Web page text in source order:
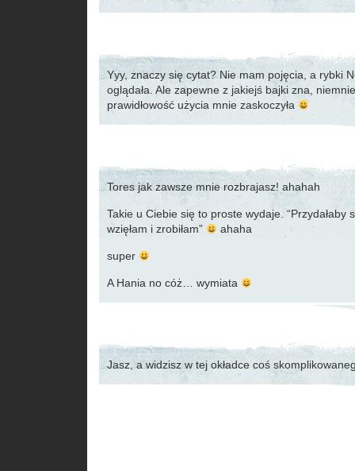
Yyy, znaczy się cytat? Nie mam pojęcia, a rybki
oglądała. Ale zapewne z jakiejś bajki zna,
prawidłowość użycia mnie zaskoczyła
Tores jak zawsze mnie rozbrajasz! ahahah
Takie u Ciebie się to proste wydaje. “Przydałaby
wzięłam i zrobiłam”
ahaha
super
A Hania no cóż… wymiata
Jasz, a widzisz w tej okładce coś